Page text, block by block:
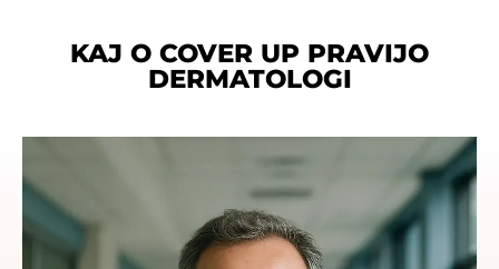
KAJ O COVER UP PRAVIJO
DERMATOLOGI